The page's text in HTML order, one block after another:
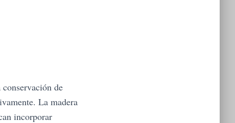
de
La madera
incorporar